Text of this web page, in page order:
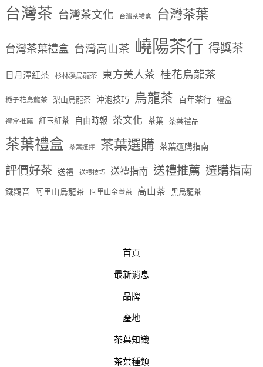
台灣茶 台灣茶文化 台灣茶禮盒 台灣茶葉
台灣茶葉禮盒 台灣高山茶 嶢陽茶行 得獎茶
日月潭紅茶 杉林溪烏龍茶 東方美人茶 桂花烏龍茶
梔子花烏龍茶 梨山烏龍茶 沖泡技巧 烏龍茶 百年茶行 禮盒
禮盒推薦 紅玉紅茶 自由時報 茶文化 茶葉 茶葉禮品
茶葉禮盒 茶葉選擇 茶葉選購 茶葉選購指南
評價好茶 送禮 送禮技巧 送禮指南 送禮推薦 選購指南
鐵觀音 阿里山烏龍茶 阿里山金萱茶 高山茶 黑烏龍茶
首頁
最新消息
品牌
產地
茶葉知識
茶葉種類